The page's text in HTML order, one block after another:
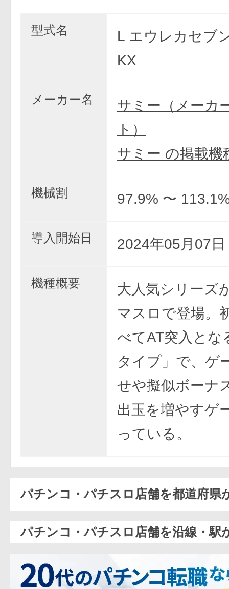
型式名
L エウレカセブ
KX
メーカー名
サミー（メーカ
ト）
サミー の掲載機
機械割 97.9% 〜
導入開始日 2024年05月07日
機種概要
大人気シリーズ
マスロで登場。
べてAT突入とな
タイプ」で、ゲ
せや擬似ボーナ
出玉を増やすゲ
っている。
パチンコ・パチスロ店舗を都道府県
パチンコ・パチスロ店舗を沿線・駅